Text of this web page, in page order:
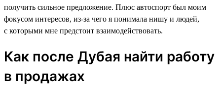
получить сильное предложение. Плюс автоспорт был моим
фокусом интересов, из-за чего я понимала нишу и людей,
с которыми мне предстоит взаимодействовать.
Как после Дубая найти работу
в продажах